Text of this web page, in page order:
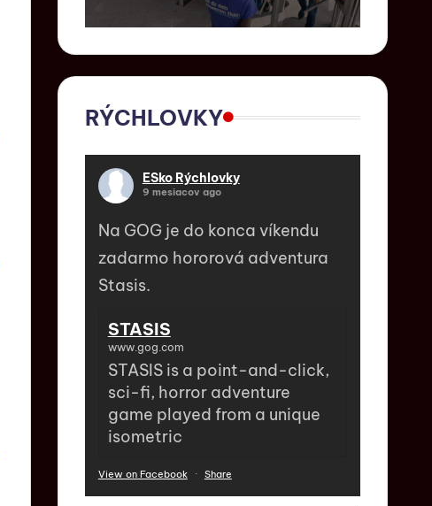
RÝCHLOVKY
ESko Rýchlovky
9 mesiacov ago
Na GOG je do konca víkendu
zadarmo hororová adventura
Stasis.
STASIS
www.gog.com
STASIS is a point-and-click,
sci-fi, horror adventure
game played from a unique
isometric
View on Facebook · Share